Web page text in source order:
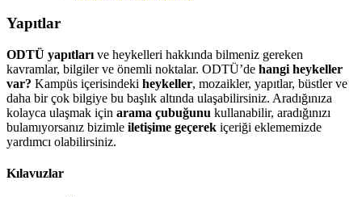
Yapıtlar
ODTÜ yapıtları ve heykelleri hakkında bilmeniz gereken
kavramlar, bilgiler ve önemli noktalar. ODTÜ’de hangi heykeller
var? Kampüs içerisindeki heykeller, mozaikler, yapıtlar, büstler ve
daha bir çok bilgiye bu başlık altında ulaşabilirsiniz. Aradığınıza
kolayca ulaşmak için arama çubuğunu kullanabilir, aradığınızı
bulamıyorsanız bizimle iletişime geçerek içeriği eklememizde
yardımcı olabilirsiniz.
Kılavuzlar